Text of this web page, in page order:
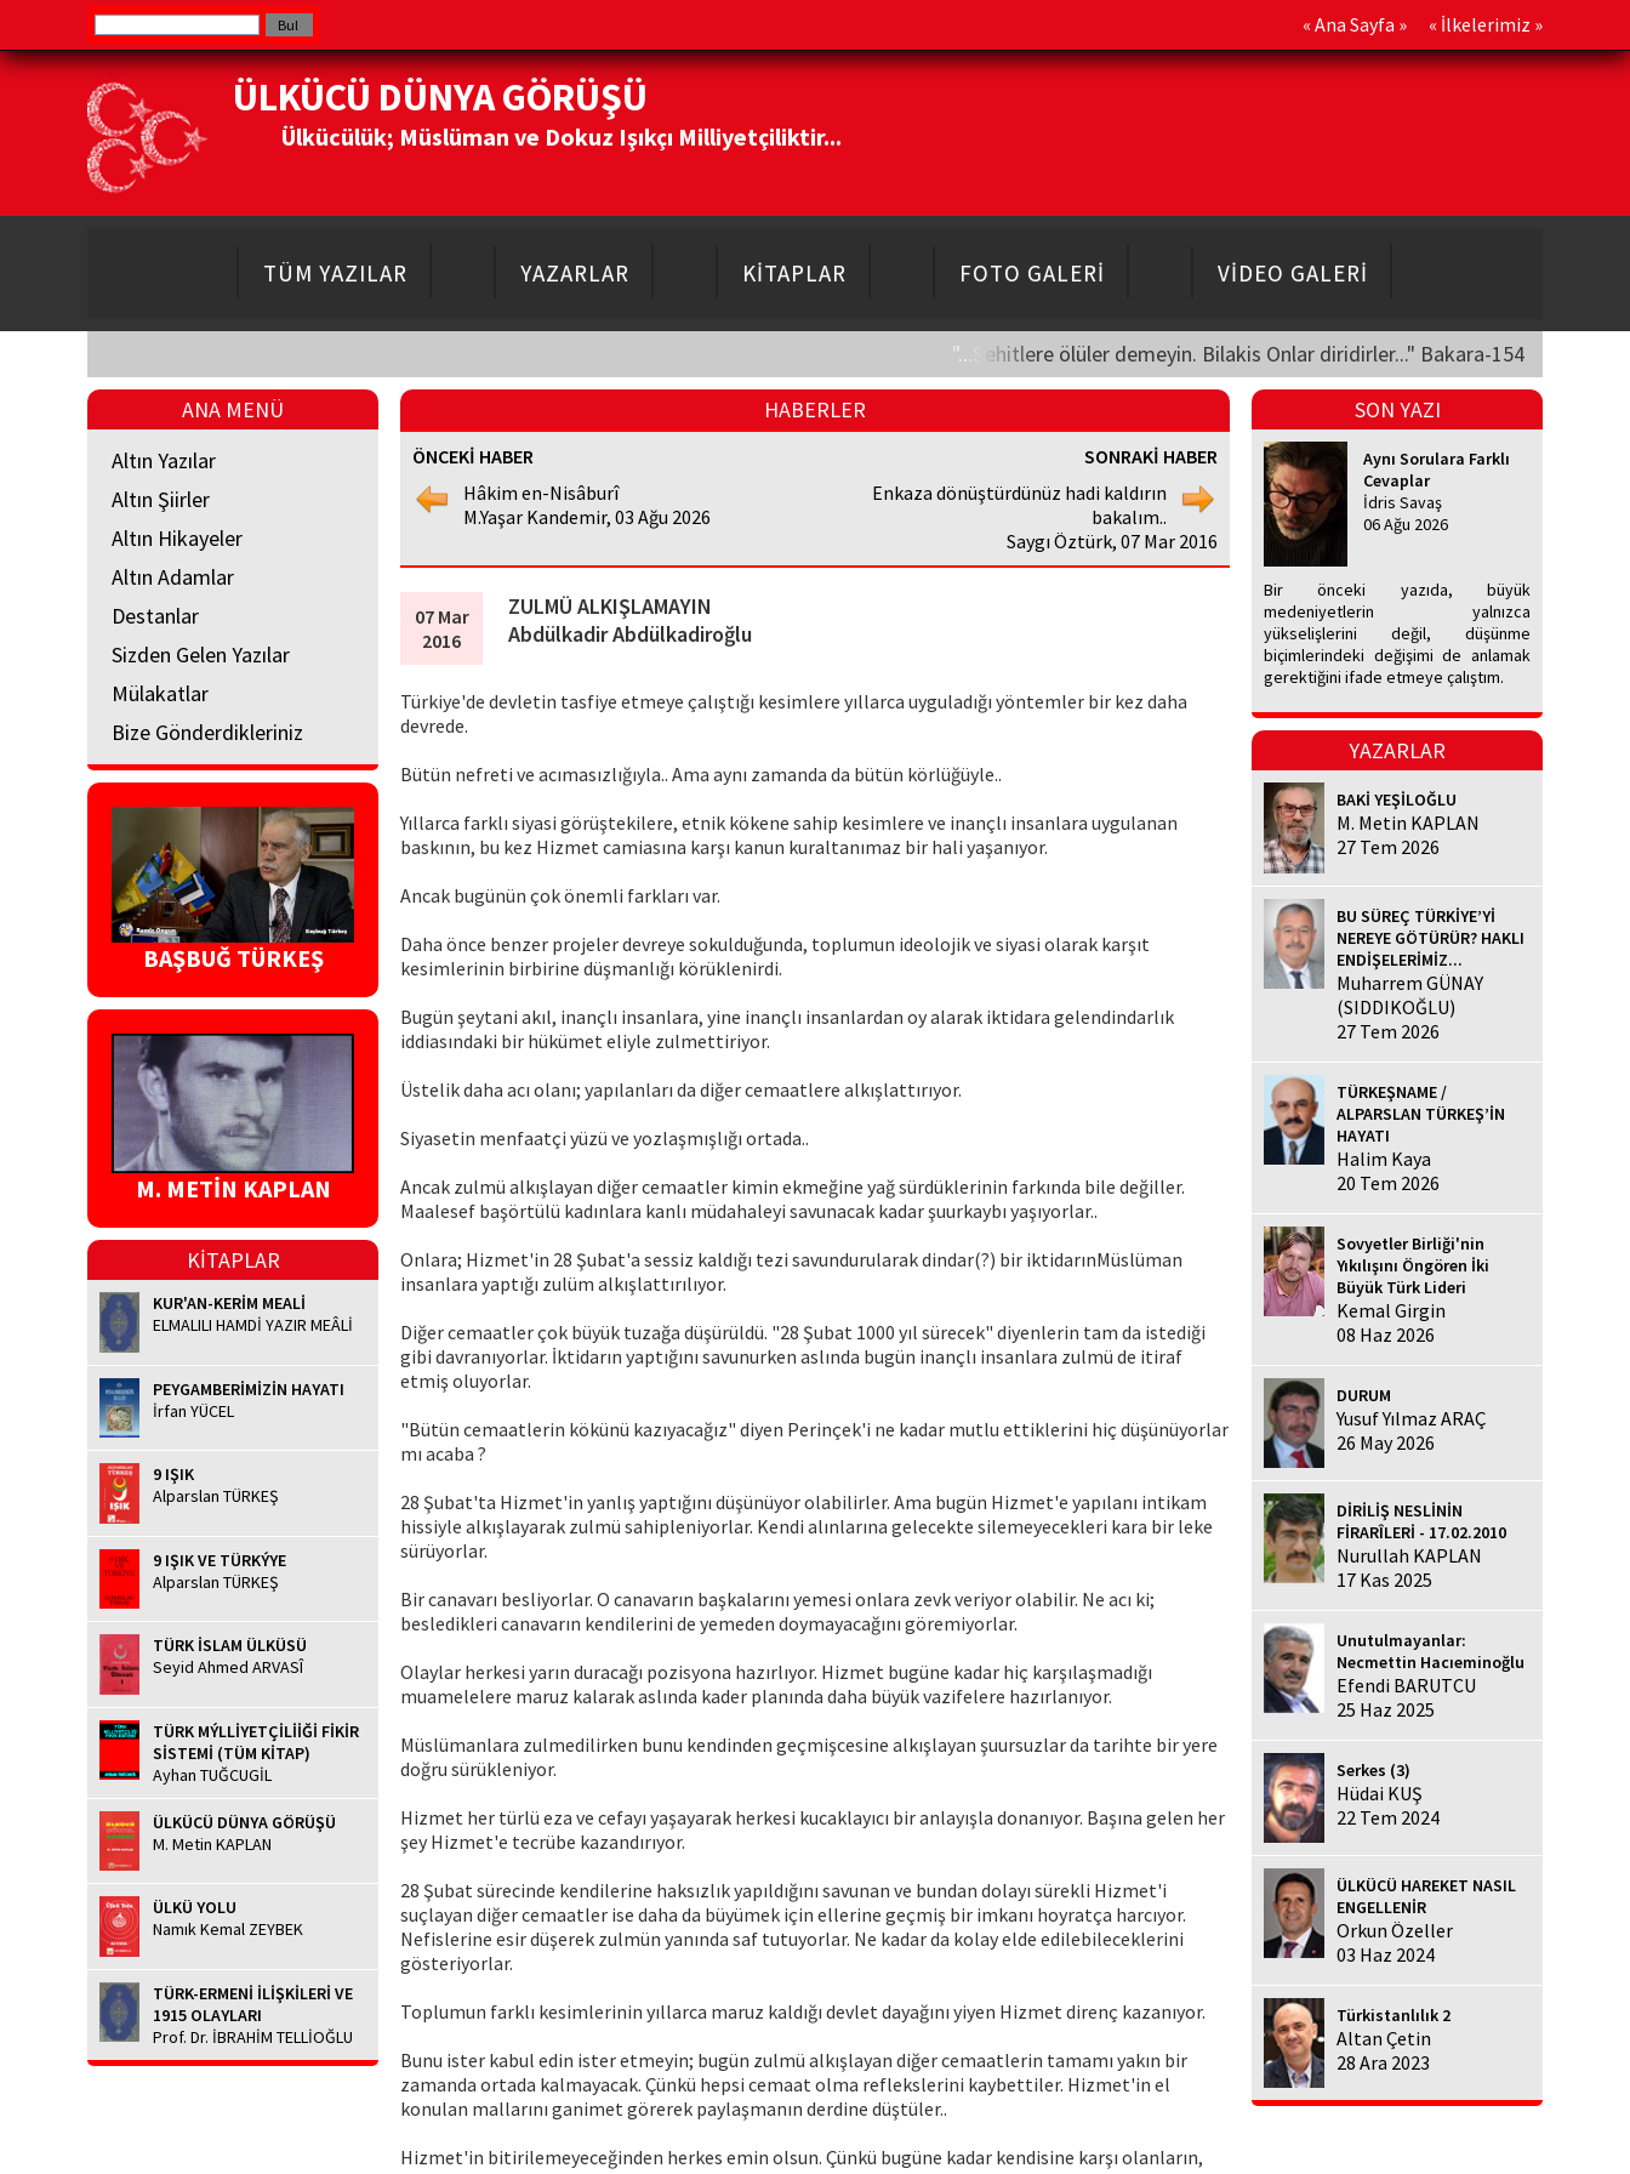
« Ana Sayfa » « İlkelerimiz »
ÜLKÜCÜ DÜNYA GÖRÜŞÜ
Ülkücülük; Müslüman ve Dokuz Işıkçı Milliyetçiliktir...
TÜM YAZILAR YAZARLAR KİTAPLAR FOTO GALERİ VİDEO GALERİ
"...Şehitlere ölüler demeyin. Bilakis Onlar diridirler..." Bakara-154
ANA MENÜ
Altın Yazılar
Altın Şiirler
Altın Hikayeler
Altın Adamlar
Destanlar
Sizden Gelen Yazılar
Mülakatlar
Bize Gönderdikleriniz
BAŞBUĞ TÜRKEŞ
M. METİN KAPLAN
KİTAPLAR
KUR'AN-KERİM MEALİ
ELMALILI HAMDİ YAZIR MEÂLİ
PEYGAMBERİMİZİN HAYATI
İrfan YÜCEL
9 IŞIK
Alparslan TÜRKEŞ
9 IŞIK VE TÜRKÝYE
Alparslan TÜRKEŞ
TÜRK İSLAM ÜLKÜSÜ
Seyid Ahmed ARVASÎ
TÜRK MÝLLİYETÇİLİİĞİ FİKİR
SİSTEMİ (TÜM KİTAP)
Ayhan TUĞCUGİL
ÜLKÜCÜ DÜNYA GÖRÜŞÜ
M. Metin KAPLAN
ÜLKÜ YOLU
Namık Kemal ZEYBEK
TÜRK-ERMENİ İLİŞKİLERİ VE
1915 OLAYLARI
Prof. Dr. İBRAHİM TELLİOĞLU
HABERLER
ÖNCEKİ HABER
Hâkim en-Nisâburî
M.Yaşar Kandemir, 03 Ağu 2026
SONRAKİ HABER
Enkaza dönüştürdünüz hadi kaldırın
bakalım..
Saygı Öztürk, 07 Mar 2016
07 Mar
2016
ZULMÜ ALKIŞLAMAYIN
Abdülkadir Abdülkadiroğlu
Türkiye'de devletin tasfiye etmeye çalıştığı kesimlere yıllarca uyguladığı yöntemler bir kez daha
devrede.
Bütün nefreti ve acımasızlığıyla.. Ama aynı zamanda da bütün körlüğüyle..
Yıllarca farklı siyasi görüştekilere, etnik kökene sahip kesimlere ve inançlı insanlara uygulanan
baskının, bu kez Hizmet camiasına karşı kanun kuraltanımaz bir hali yaşanıyor.
Ancak bugünün çok önemli farkları var.
Daha önce benzer projeler devreye sokulduğunda, toplumun ideolojik ve siyasi olarak karşıt
kesimlerinin birbirine düşmanlığı körüklenirdi.
Bugün şeytani akıl, inançlı insanlara, yine inançlı insanlardan oy alarak iktidara gelendindarlık
iddiasındaki bir hükümet eliyle zulmettiriyor.
Üstelik daha acı olanı; yapılanları da diğer cemaatlere alkışlattırıyor.
Siyasetin menfaatçi yüzü ve yozlaşmışlığı ortada..
Ancak zulmü alkışlayan diğer cemaatler kimin ekmeğine yağ sürdüklerinin farkında bile değiller.
Maalesef başörtülü kadınlara kanlı müdahaleyi savunacak kadar şuurkaybı yaşıyorlar..
Onlara; Hizmet'in 28 Şubat'a sessiz kaldığı tezi savundurularak dindar(?) bir iktidarınMüslüman
insanlara yaptığı zulüm alkışlattırılıyor.
Diğer cemaatler çok büyük tuzağa düşürüldü. "28 Şubat 1000 yıl sürecek" diyenlerin tam da istediği
gibi davranıyorlar. İktidarın yaptığını savunurken aslında bugün inançlı insanlara zulmü de itiraf
etmiş oluyorlar.
"Bütün cemaatlerin kökünü kazıyacağız" diyen Perinçek'i ne kadar mutlu ettiklerini hiç düşünüyorlar
mı acaba ?
28 Şubat'ta Hizmet'in yanlış yaptığını düşünüyor olabilirler. Ama bugün Hizmet'e yapılanı intikam
hissiyle alkışlayarak zulmü sahipleniyorlar. Kendi alınlarına gelecekte silemeyecekleri kara bir leke
sürüyorlar.
Bir canavarı besliyorlar. O canavarın başkalarını yemesi onlara zevk veriyor olabilir. Ne acı ki;
besledikleri canavarın kendilerini de yemeden doymayacağını göremiyorlar.
Olaylar herkesi yarın duracağı pozisyona hazırlıyor. Hizmet bugüne kadar hiç karşılaşmadığı
muamelelere maruz kalarak aslında kader planında daha büyük vazifelere hazırlanıyor.
Müslümanlara zulmedilirken bunu kendinden geçmişcesine alkışlayan şuursuzlar da tarihte bir yere
doğru sürükleniyor.
Hizmet her türlü eza ve cefayı yaşayarak herkesi kucaklayıcı bir anlayışla donanıyor. Başına gelen her
şey Hizmet'e tecrübe kazandırıyor.
28 Şubat sürecinde kendilerine haksızlık yapıldığını savunan ve bundan dolayı sürekli Hizmet'i
suçlayan diğer cemaatler ise daha da büyümek için ellerine geçmiş bir imkanı hoyratça harcıyor.
Nefislerine esir düşerek zulmün yanında saf tutuyorlar. Ne kadar da kolay elde edilebileceklerini
gösteriyorlar.
Toplumun farklı kesimlerinin yıllarca maruz kaldığı devlet dayağını yiyen Hizmet direnç kazanıyor.
Bunu ister kabul edin ister etmeyin; bugün zulmü alkışlayan diğer cemaatlerin tamamı yakın bir
zamanda ortada kalmayacak. Çünkü hepsi cemaat olma reflekslerini kaybettiler. Hizmet'in el
konulan mallarını ganimet görerek paylaşmanın derdine düştüler..
Hizmet'in bitirilemeyeceğinden herkes emin olsun. Çünkü bugüne kadar kendisine karşı olanların,
SON YAZI
Aynı Sorulara Farklı
Cevaplar
İdris Savaş
06 Ağu 2026
Bir önceki yazıda, büyük
medeniyetlerin yalnızca
yükselişlerini değil, düşünme
biçimlerindeki değişimi de anlamak
gerektiğini ifade etmeye çalıştım.
YAZARLAR
BAKİ YEŞİLOĞLU
M. Metin KAPLAN
27 Tem 2026
BU SÜREÇ TÜRKİYE’Yİ
NEREYE GÖTÜRÜR? HAKLI
ENDİŞELERİMİZ...
Muharrem GÜNAY
(SIDDIKOĞLU)
27 Tem 2026
TÜRKEŞNAME /
ALPARSLAN TÜRKEŞ’İN
HAYATI
Halim Kaya
20 Tem 2026
Sovyetler Birliği'nin
Yıkılışını Öngören İki
Büyük Türk Lideri
Kemal Girgin
08 Haz 2026
DURUM
Yusuf Yılmaz ARAÇ
26 May 2026
DİRİLİŞ NESLİNİN
FİRARÎLERİ - 17.02.2010
Nurullah KAPLAN
17 Kas 2025
Unutulmayanlar:
Necmettin Hacıeminoğlu
Efendi BARUTCU
25 Haz 2025
Serkes (3)
Hüdai KUŞ
22 Tem 2024
ÜLKÜCÜ HAREKET NASIL
ENGELLENİR
Orkun Özeller
03 Haz 2024
Türkistanlılık 2
Altan Çetin
28 Ara 2023